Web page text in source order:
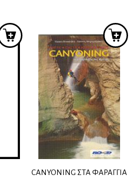
CANYONING ΣΤΑ ΦΑΡΑΓΓΙΑ